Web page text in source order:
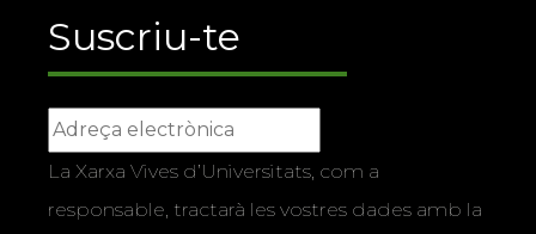
Suscriu-te
La Xarxa Vives d’Universitats, com a
responsable, tractarà les vostres dades amb la